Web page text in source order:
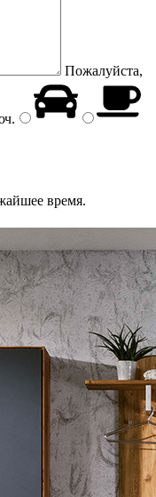
Пожалуйста,
.
время.